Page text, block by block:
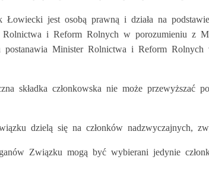
jest osobą prawną i działa na podstawie
Rolnictwa i Reform Rolnych w porozumieniu z
postanawia Minister Rolnictwa i Reform
składka członkowska nie może przewyższać
dzielą się na członków nadzwyczajnych,
Związku mogą być wybierani jedynie